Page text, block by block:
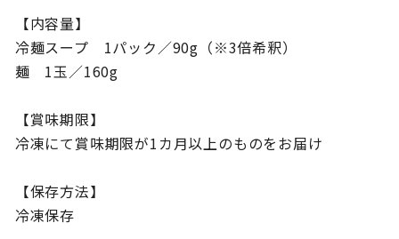
【内容量】
冷麺スープ 1パック／90g（※3倍希釈）
麺 1玉／160g
【賞味期限】
冷凍にて賞味期限が1カ月以上のものをお届け
【保存方法】
冷凍保存